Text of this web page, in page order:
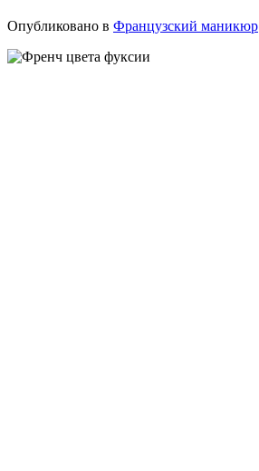
Опубликовано в Французский маникюр